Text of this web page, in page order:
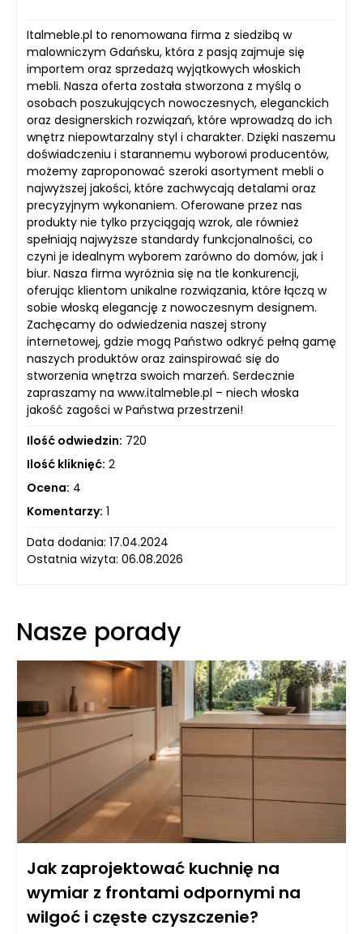
Italmeble.pl to renomowana firma z siedzibą w
malowniczym Gdańsku, która z pasją zajmuje się
importem oraz sprzedażą wyjątkowych włoskich
mebli. Nasza oferta została stworzona z myślą o
osobach poszukujących nowoczesnych, eleganckich
oraz designerskich rozwiązań, które wprowadzą do ich
wnętrz niepowtarzalny styl i charakter. Dzięki naszemu
doświadczeniu i starannemu wyborowi producentów,
możemy zaproponować szeroki asortyment mebli o
najwyższej jakości, które zachwycają detalami oraz
precyzyjnym wykonaniem. Oferowane przez nas
produkty nie tylko przyciągają wzrok, ale również
spełniają najwyższe standardy funkcjonalności, co
czyni je idealnym wyborem zarówno do domów, jak i
biur. Nasza firma wyróżnia się na tle konkurencji,
oferując klientom unikalne rozwiązania, które łączą w
sobie włoską elegancję z nowoczesnym designem.
Zachęcamy do odwiedzenia naszej strony
internetowej, gdzie mogą Państwo odkryć pełną gamę
naszych produktów oraz zainspirować się do
stworzenia wnętrza swoich marzeń. Serdecznie
zapraszamy na www.italmeble.pl – niech włoska
jakość zagości w Państwa przestrzeni!
Ilość odwiedzin: 720
Ilość kliknięć: 2
Ocena: 4
Komentarzy: 1
Data dodania: 17.04.2024
Ostatnia wizyta: 06.08.2026
Nasze porady
Jak zaprojektować kuchnię na
wymiar z frontami odpornymi na
wilgoć i częste czyszczenie?